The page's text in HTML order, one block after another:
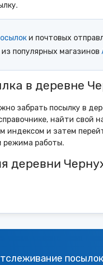
и почтовых
популярных магазинов
в деревне
забрать посылку в
найти свой
индексом и затем
режима работы.
деревни
посылок